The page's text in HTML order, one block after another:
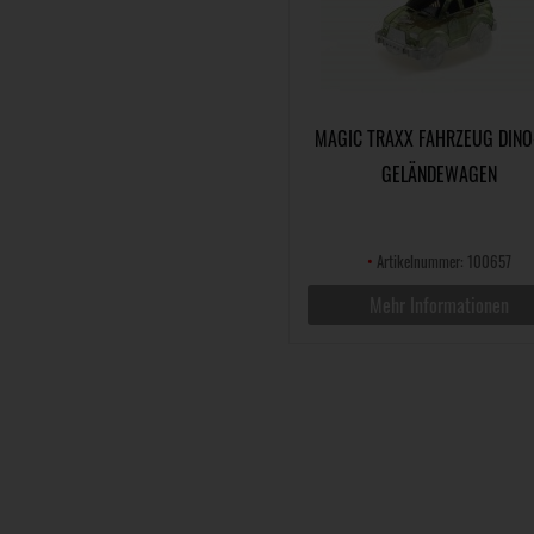
MAGIC TRAXX FAHRZEUG
GELÄNDEWAGEN
• Artikelnummer: 100657